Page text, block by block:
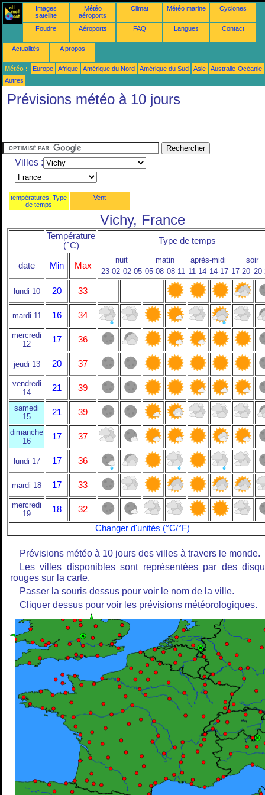
Images
satellite
Météo
aéroports
Climat Météo marine Cyclones
Foudre Aéroports FAQ Langues Contact
Actualités A propos
Météo : Europe Afrique Amérique du Nord Amérique du Sud Asie
Australie-Océanie
Autres
Prévisions météo à 10 jours
Villes :
températures, Type
de temps
Vent
Vichy, France
Température
(°C)
Type de temps
date Min Max
nuit matin après-midi
soir
23-02 02-05 05-08 08-11 11-14 14-17 17-20
lundi 10 20 33
mardi 11 16 34
mercredi
12
17 36
jeudi 13 20 37
vendredi
14
21 39
samedi
15
21 39
dimanche
16
17 37
lundi 17 17 36
mardi 18 17 33
mercredi
19
18
32
Changer d'unités (°C/°F)
Prévisions météo à 10 jours des villes à travers le monde.
Les villes disponibles sont représentées par des
rouges sur la carte.
Passer la souris dessus pour voir le nom de la ville.
Cliquer dessus pour voir les prévisions météorologiques.